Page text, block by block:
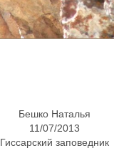
Бешко Наталья
11/07/2013
Гиссарский заповедник